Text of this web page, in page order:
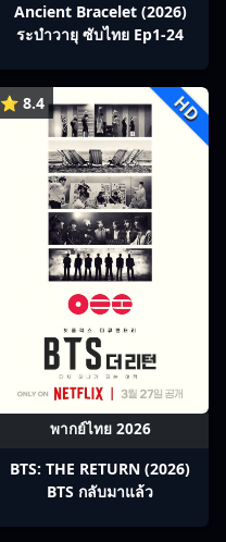
Ancient Bracelet (2026)
ระบำวายุ ซับไทย Ep1-24
⭐ 8.4 HD
พากย์ไทย 2026
BTS: THE RETURN (2026)
BTS กลับมาแล้ว